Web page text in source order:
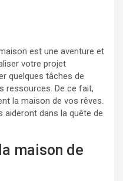
est une aventure et
votre projet
quelques tâches de
ressources. De ce fait,
la maison de vos rêves.
aideront dans la quête de
maison de